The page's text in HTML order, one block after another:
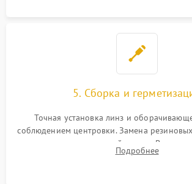
5. Сборка и
Точная установка линз и
соблюдением центровки. Замена
нанесение влагозащитной смазки.
и заполнение его осушенным азотом
Подробнее